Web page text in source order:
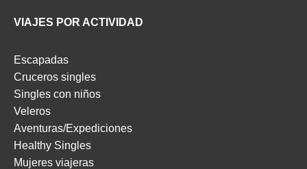
VIAJES POR ACTIVIDAD
Escapadas
Cruceros singles
Singles con niños
Veleros
Aventuras/Expediciones
Healthy Singles
Mujeres viajeras